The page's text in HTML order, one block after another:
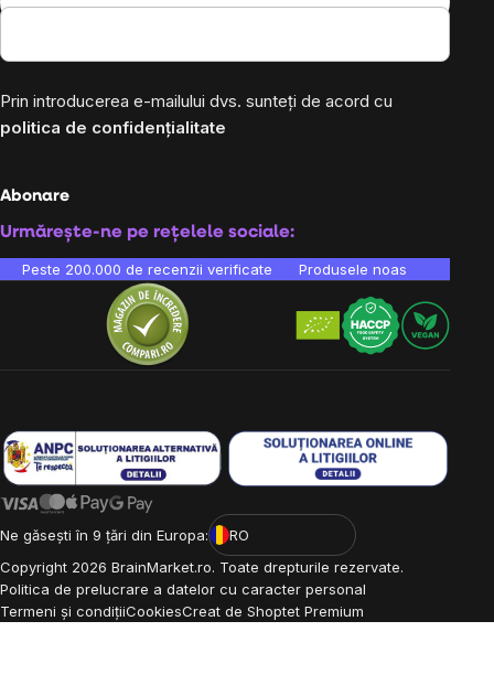
Prin introducerea e-mailului dvs. sunteți de acord cu
politica de confidențialitate
Abonare
Urmărește-ne pe rețelele sociale:
Peste 200.000 de recenzii verificate Produsele noastre sunt
Ne găsești în 9 țări din Europa:
RO
Copyright 2026 BrainMarket.ro. Toate drepturile rezervate.
Politica de prelucrare a datelor cu caracter personal
Termeni și condițiiCookiesCreat de Shoptet Premium